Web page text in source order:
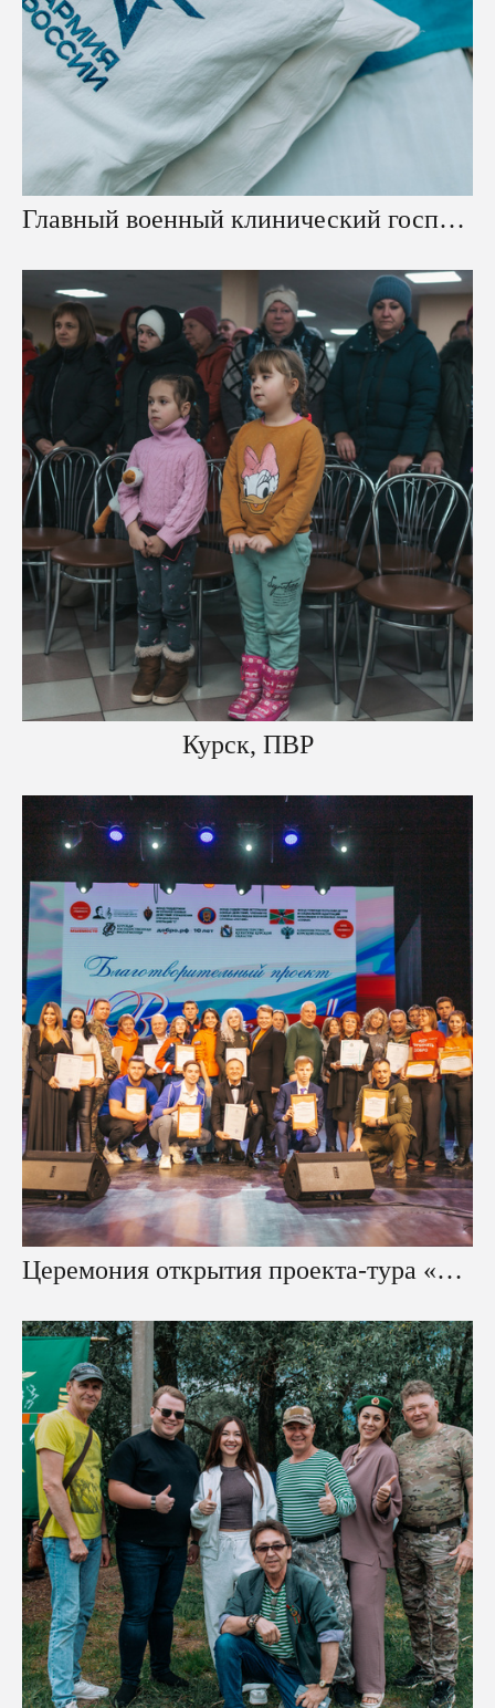
Главный военный клинический госпиталь имени Н. Н. Бурденко
Курск, ПВР
Церемония открытия проекта-тура «Вернись!»